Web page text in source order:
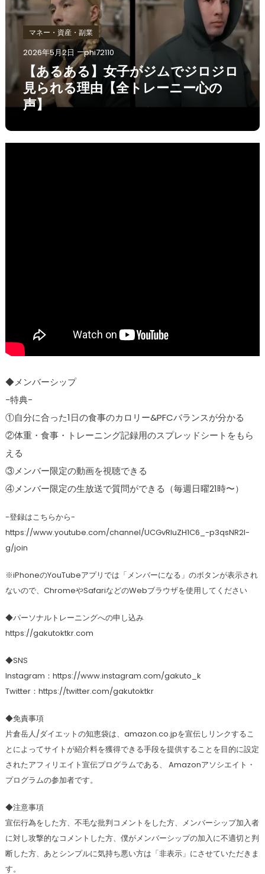
マネー・資産・副業
2026年5月2日 phi72110
【あるある】女子がジムでジロジロ
見られる理由【全トレーニー心の
声】
◆メンバーシップ
-特典-
①自分に合った1日の食事のカロリー&PFCバランスが分かる
②体重・食事・トレーニング記録用のスプレッドシートをもら
える
③メンバー限定の動画を視聴できる
④メンバー限定の生放送で質問ができる（毎週日曜21時〜）
-登録はこちらから-
https://www.youtube.com/channel/UCGvRIuZH1C6_-p3qsNR2I-
g/join
※iPhoneのYouTubeアプリでは「メンバーになる」のボタンが表示され
ないので、ChromeやSafariなどのWebブラウザを使用してください
◆パーソナルトレーニングへの申し込み
https://gakutoktkr.com
◆SNS
Instagram：https://www.instagram.com/gakuto_k
Twitter：https://twitter.com/gakutoktkr
◆免責事項
片倉岳人/ダイエットの知恵袋は、amazon.co.jpを宣伝しリンクするこ
とによってサイトが紹介料を獲得できる手段を提供することを目的に設定
されたアフィリエイト宣伝プログラムである、 Amazonアソシエイト・
プログラムの参加者です。
◆注意事項
宣伝行為をした方、不毛な批判コメントをした方、メンバーシップ加入者
に対し攻撃的なコメントした方、僕がメンバーシップの加入に不適切と判
断した方、あとシンプルに気持ち悪い方は「非表示」にさせていただきま
す。